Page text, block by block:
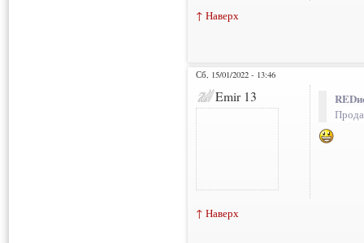
↑ Наверх
Сб, 15/01/2022 - 13:46
Emir 13
↑ Наверх